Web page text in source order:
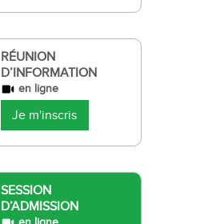
RÉUNION
D’INFORMATION
en ligne
Je m'inscris
SESSION
D’ADMISSION